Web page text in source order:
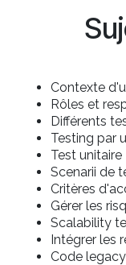
Contexte
Rôles et
Différents
Testing par
Test unitaire
Scenarii de
Critères
Gérer les
Scalability
Intégrer les
Code legacy